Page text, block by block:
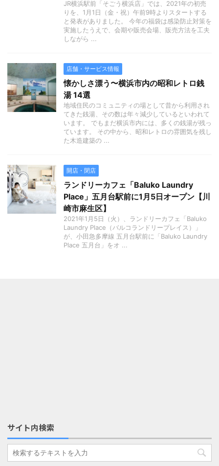
JR横浜駅前「そごう横浜店」では、2021年の初売
りを、1月1日（金・祝）午前9時よりスタートする
と発表がありました。 今年の福袋は感染防止対策を
実施したうえで、会期や販売会場、販売方法を工夫
しながら ...
店舗・サービス情報
懐かしさ漂う〜横浜市内の昭和レトロ銭
湯 14選
地域住民のコミュニティの場として昔から利用され
てきた銭湯、その数は年々減少しているといわれて
います。 でもまだ横浜市内には、多くの銭湯が残っ
ています。 その中から、昭和レトロの雰囲気を残し
た木造建築の ...
開店・閉店
ランドリーカフェ「Baluko Laundry
Place」五月台駅前に1月5日オープン【川
崎市麻生区】
2021年1月5日（火）、ランドリーカフェ「Baluko
Laundry Place（バルコランドリープレイス）」
が、小田急多摩線 五月台駅前に「Baluko Laundry
Place 五月台」をオ ...
サイト内検索